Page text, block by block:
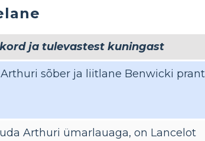
kord ja tulevastest kuningast
sõber ja liitlane Benwicki
Arthuri ümarlauaga, on Lancelot